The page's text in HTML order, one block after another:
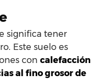
significa tener
Este suelo es
con calefacción
al fino grosor de